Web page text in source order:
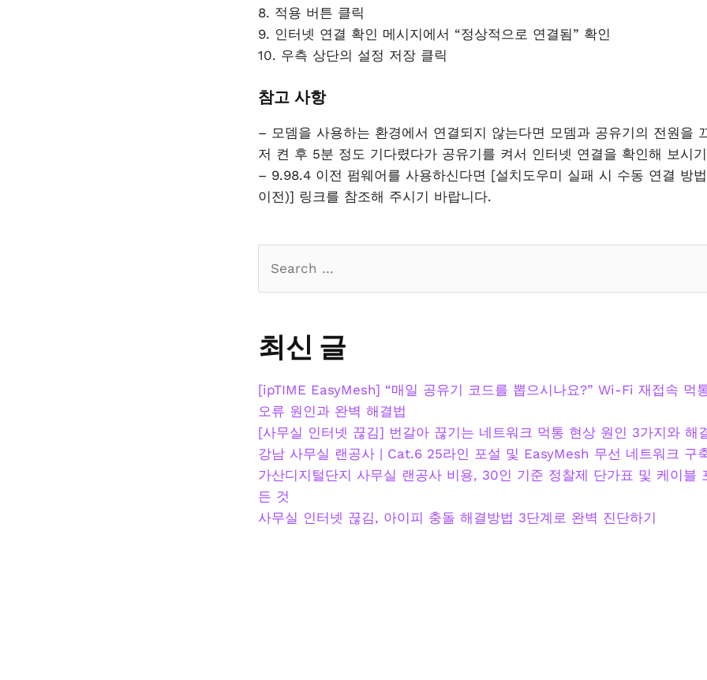
8. 적용 버튼 클릭
9. 인터넷 연결 확인 메시지에서 “정상적으로 연결됨” 확인
10. 우측 상단의 설정 저장 클릭
참고 사항
– 모뎀을 사용하는 환경에서 연결되지 않는다면 모뎀과 공유기의 전원을
저 켠 후 5분 정도 기다렸다가 공유기를 켜서 인터넷 연결을 확인해 보시
– 9.98.4 이전 펌웨어를 사용하신다면 [설치도우미 실패 시 수동 연결 방
이전)] 링크를 참조해 주시기 바랍니다.
Search
for:
최신 글
[ipTIME EasyMesh] “매일 공유기 코드를 뽑으시나요?” Wi-Fi 재접속 먹
오류 원인과 완벽 해결법
[사무실 인터넷 끊김] 번갈아 끊기는 네트워크 먹통 현상 원인 3가지와 해
강남 사무실 랜공사 | Cat.6 25라인 포설 및 EasyMesh 무선 네트워크 구
가산디지털단지 사무실 랜공사 비용, 30인 기준 정찰제 단가표 및 케이블
든 것
사무실 인터넷 끊김, 아이피 충돌 해결방법 3단계로 완벽 진단하기